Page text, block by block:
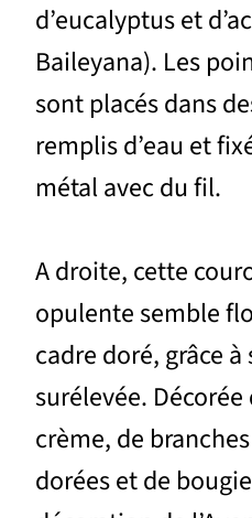
d’eucalyptus et
Baileyana). Les
sont placés dans
remplis d’eau et
métal avec du fil.
A droite, cette
opulente semble
cadre doré, grâce
surélevée.
crème, de
dorées et de